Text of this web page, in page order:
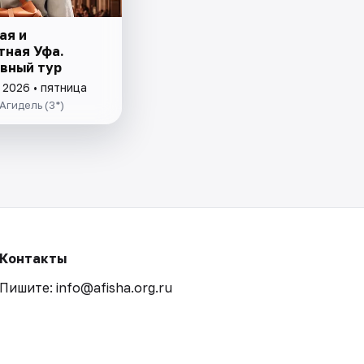
и
Уфа.
тур
• пятница
(3*)
Контакты
Пишите: info@afisha.org.ru